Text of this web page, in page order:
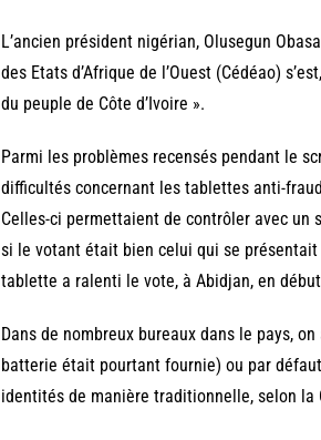
L’ancien président nigérian, Olusegun
des Etats d’Afrique de l’Ouest (Cédéao)
du peuple de Côte d’Ivoire ».
Parmi les problèmes recensés pendant le
difficultés concernant les tablettes anti-
Celles-ci permettaient de contrôler avec un
si le votant était bien celui qui se présentait
tablette a ralenti le vote, à Abidjan, en
Dans de nombreux bureaux dans le pays,
batterie était pourtant fournie) ou par
identités de manière traditionnelle, selon la